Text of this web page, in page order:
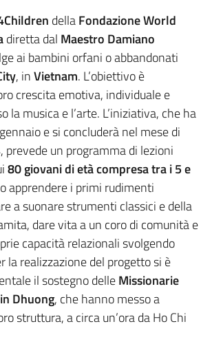
dellaFondazioneWorld
diretta dal Maestro Damiano
ai bambini orfani o abbandonati
, inVietnam. L’obiettivo è
crescita emotiva, individuale e
la musica e l’arte. L’iniziativa, che ha
e si concluderà nel mese di
un programma di lezioni
80 giovani di età compresa tra i 5 e
apprendere i primi rudimenti
a suonare strumenti classici e della
dare vita a un coro di comunità e
capacità relazionali svolgendo
la realizzazione del progetto si è
il sostegno delleMissionarie
Dhuong, che hanno messo a
struttura, a circa un’ora da Ho Chi